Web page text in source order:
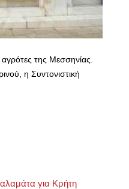
αγρότες της Μεσσηνίας.
η Συντονιστική
για Κρήτη